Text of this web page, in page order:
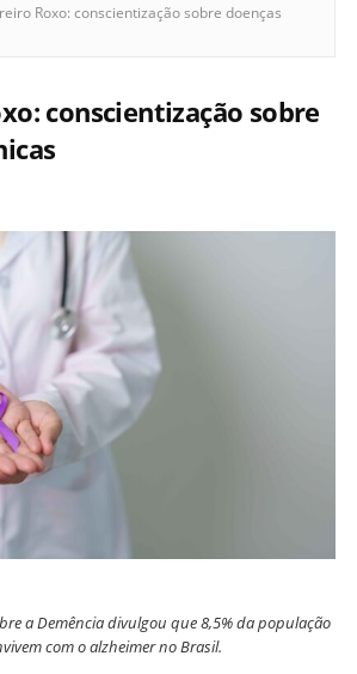
Roxo: conscientização sobre doenças
conscientização sobre
a Demência divulgou que 8,5% da população
com o alzheimer no Brasil.